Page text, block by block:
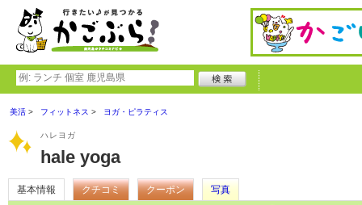
美活 フィットネス ヨガ・ピラティス
ハレヨガ
hale yoga
基本情報 クチコミ クーポン
写真